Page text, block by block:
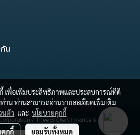
น
/ Thee Brokers Finance & Business
เพื่อเพิ่มประสิทธิภาพและประสบการณ์ที่ดี
ท่าน ท่านสามารถอ่านรายละเอียดเพิ่มเติม
นตัว และ นโยบายคุกกี้
กกี้ ยอมรับทั้งหมด